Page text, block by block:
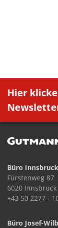
Hier
Büro
Fürstenweg 87
6020 Innsbruck
+43 50 2277 -
Büro Josef-